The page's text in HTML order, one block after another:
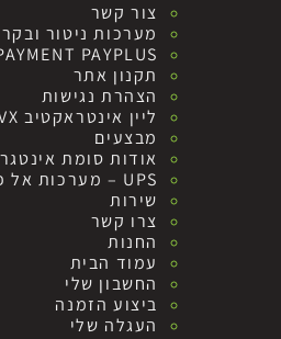
צור קשר
מערכות ניטור
PAYPLUS
תקנון אתר
הצהרת נגישות
ליין אינטראקטיב VX
מבצעים
אודות סומת
UPS – מערכות אל פסק וסוללות
שירות
צרו קשר
החנות
עמוד הבית
החשבון שלי
ביצוע הזמנה
העגלה שלי